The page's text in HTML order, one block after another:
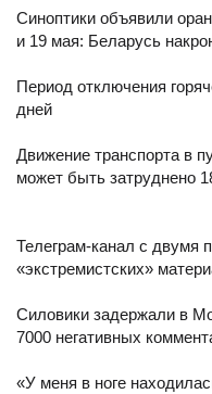
Синоптики объявили
и 19 мая: Беларусь
Период отключения
дней
Движение транспорта в
может быть затруднено
Телеграм-канал с двумя
«экстремистских»
Силовики задержали в
7000 негативных
«У меня в ноге